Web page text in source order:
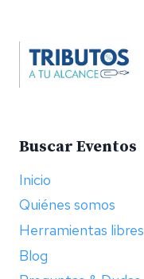
Buscar Eventos
Inicio
Quiénes somos
Herramientas libres
Blog